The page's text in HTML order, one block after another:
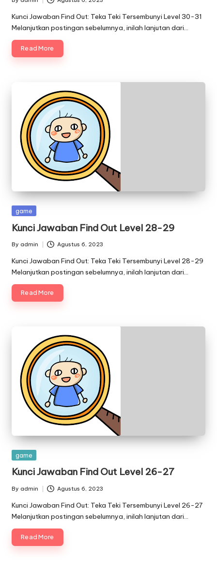
Posted
by
Kunci Jawaban Find Out: Teka Teki Tersembunyi Level 30-31
Melanjutkan postingan sebelumnya, inilah lanjutan dari…
Read More
Posted
game
Kunci Jawaban Find Out Level 28-29
Posted
by
By admin Agustus 6, 2023
Kunci Jawaban Find Out: Teka Teki Tersembunyi Level 28-29
Melanjutkan postingan sebelumnya, inilah lanjutan dari…
Read More
Posted
game
Kunci Jawaban Find Out Level 26-27
Posted
by
By admin Agustus 6, 2023
Kunci Jawaban Find Out: Teka Teki Tersembunyi Level 26-27
Melanjutkan postingan sebelumnya, inilah lanjutan dari…
Read More